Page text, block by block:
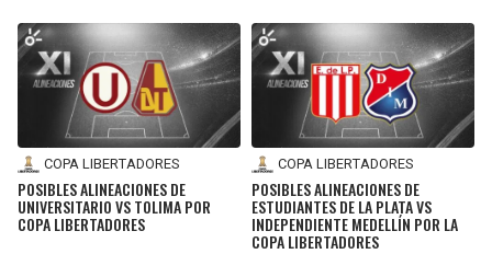
COPA LIBERTADORES
POSIBLES ALINEACIONES DE
UNIVERSITARIO VS TOLIMA POR
COPA LIBERTADORES
COPA LIBERTADORES
POSIBLES ALINEACIONES DE
ESTUDIANTES DE LA PLATA VS
INDEPENDIENTE MEDELLÍN POR LA
COPA LIBERTADORES